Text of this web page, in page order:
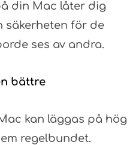
din Mac låter dig
säkerheten för de
ses av andra.
bättre
kan läggas på hög
regelbundet.